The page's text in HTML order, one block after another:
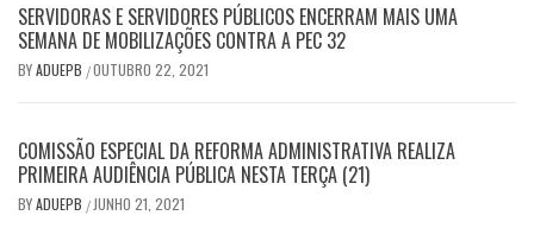
SERVIDORAS E SERVIDORES PÚBLICOS ENCERRAM MAIS UMA
SEMANA DE MOBILIZAÇÕES CONTRA A PEC 32
BYADUEPB /OUTUBRO 22, 2021
COMISSÃO ESPECIAL DA REFORMA ADMINISTRATIVA REALIZA
PRIMEIRA AUDIÊNCIA PÚBLICA NESTA TERÇA (21)
BYADUEPB / JUNHO 21, 2021